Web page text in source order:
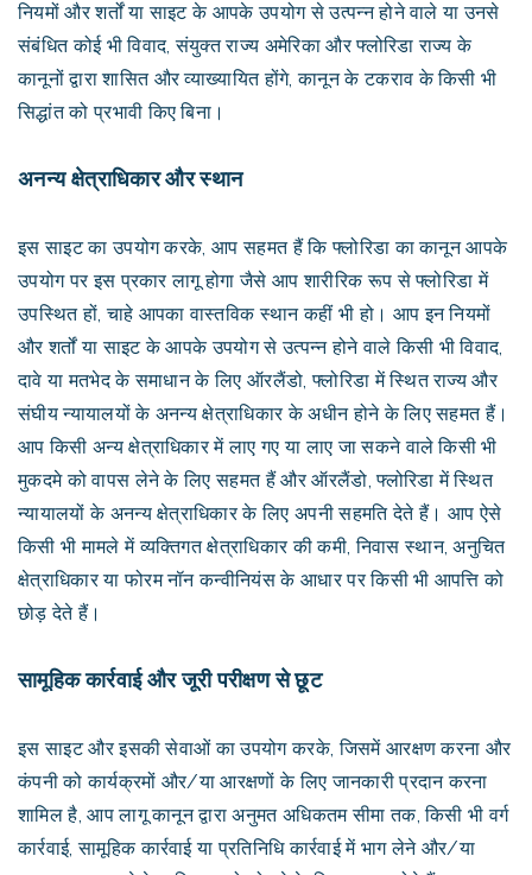
नियमों और शर्तों या साइट के आपके उपयोग से उत्पन्न होने वाले या उनसे
संबंधित कोई भी विवाद, संयुक्त राज्य अमेरिका और फ्लोरिडा राज्य के
कानूनों द्वारा शासित और व्याख्यायित होंगे, कानून के टकराव के किसी भी
सिद्धांत को प्रभावी किए बिना।
अनन्य क्षेत्राधिकार और स्थान
इस साइट का उपयोग करके, आप सहमत हैं कि फ्लोरिडा का कानून आपके
उपयोग पर इस प्रकार लागू होगा जैसे आप शारीरिक रूप से फ्लोरिडा में
उपस्थित हों, चाहे आपका वास्तविक स्थान कहीं भी हो। आप इन नियमों
और शर्तों या साइट के आपके उपयोग से उत्पन्न होने वाले किसी भी विवाद,
दावे या मतभेद के समाधान के लिए ऑरलैंडो, फ्लोरिडा में स्थित राज्य और
संघीय न्यायालयों के अनन्य क्षेत्राधिकार के अधीन होने के लिए सहमत हैं।
आप किसी अन्य क्षेत्राधिकार में लाए गए या लाए जा सकने वाले किसी भी
मुकदमे को वापस लेने के लिए सहमत हैं और ऑरलैंडो, फ्लोरिडा में स्थित
न्यायालयों के अनन्य क्षेत्राधिकार के लिए अपनी सहमति देते हैं। आप ऐसे
किसी भी मामले में व्यक्तिगत क्षेत्राधिकार की कमी, निवास स्थान, अनुचित
क्षेत्राधिकार या फोरम नॉन कन्वीनियंस के आधार पर किसी भी आपत्ति को
छोड़ देते हैं।
सामूहिक कार्रवाई और जूरी परीक्षण से छूट
इस साइट और इसकी सेवाओं का उपयोग करके, जिसमें आरक्षण करना और
कंपनी को कार्यक्रमों और/या आरक्षणों के लिए जानकारी प्रदान करना
शामिल है, आप लागू कानून द्वारा अनुमत अधिकतम सीमा तक, किसी भी वर्ग
कार्रवाई, सामूहिक कार्रवाई या प्रतिनिधि कार्रवाई में भाग लेने और/या